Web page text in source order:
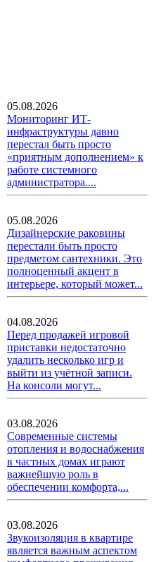
05.08.2026
Мониторинг ИТ-
инфраструктуры давно
перестал быть просто
«приятным дополнением» к
работе системного
администратора....
05.08.2026
Дизайнерские раковины
перестали быть просто
предметом сантехники. Это
полноценный акцент в
интерьере, который может...
04.08.2026
Перед продажей игровой
приставки недостаточно
удалить несколько игр и
выйти из учётной записи.
На консоли могут...
03.08.2026
Современные системы
отопления и водоснабжения
в частных домах играют
важнейшую роль в
обеспечении комфорта,...
03.08.2026
Звукоизоляция в квартире
является важным аспектом